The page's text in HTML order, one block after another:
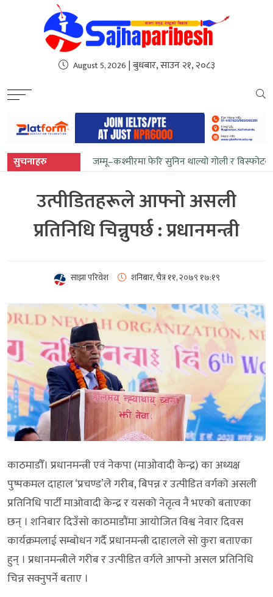
sweet bonanza
August 5, 2026 | बुधबार, साउन २१, २०८३
सुचनाहरु जम्मू–कश्मीरमा फेरि सुनिन थाल्यो गोली र
उत्पीडितहरूले आफ्नो असली
प्रतिनिधि चिन्नुपर्छ : प्रधानमन्त्री
साझा परिवेश शनिबार, चैत्र ११, २०७९ १७:१९
काठमाडौँ। प्रधानमन्त्री एवं नेकपा (माओवादी केन्द्र) का अध्यक्ष
पुष्पकमल दाहाल ‘प्रचण्ड’ले गरीब, बिपन्न र उत्पीडित वर्गको असली
प्रतिनिधि पार्टी माओवादी केन्द्र र यसको नेतृत्व नै भएको बताएका
छन् । शनिबार दिउँसो काठमाडौंमा आयोजित विश्व नेवार दिवस
कार्यक्रमलाई सम्बोधन गर्दै प्रधानमन्त्री दाहालले सो कुरा बताएका
हुन् । प्रधानमन्त्रीले गरीब र उत्पीडित वर्गले आफ्नो असल प्रतिनिधि
चिन्न सक्नुपर्ने बताए ।